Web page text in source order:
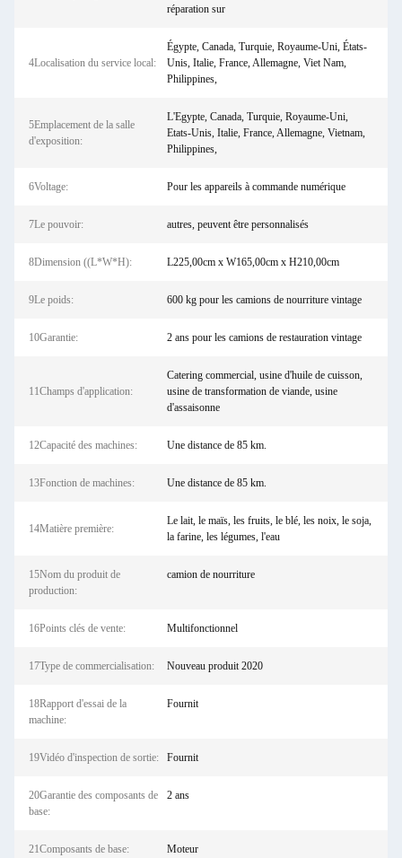
réparation sur
4Localisation du service local:
Égypte, Canada, Turquie, Royaume-Uni, États-
Unis, Italie, France, Allemagne, Viet Nam,
Philippines,
5Emplacement de la salle
d'exposition:
L'Egypte, Canada, Turquie, Royaume-Uni,
Etats-Unis, Italie, France, Allemagne, Vietnam,
Philippines,
6Voltage: Pour les appareils à commande numérique
7Le pouvoir: autres, peuvent être personnalisés
8Dimension ((L*W*H): L225,00cm x W165,00cm x H210,00cm
9Le poids: 600 kg pour les camions de nourriture vintage
10Garantie: 2 ans pour les camions de restauration vintage
11Champs d'application:
Catering commercial, usine d'huile de cuisson,
usine de transformation de viande, usine
d'assaisonne
12Capacité des machines: Une distance de 85 km.
13Fonction de machines: Une distance de 85 km.
14Matière première:
Le lait, le maïs, les fruits, le blé, les noix, le soja,
la farine, les légumes, l'eau
15Nom du produit de
production:
camion de nourriture
16Points clés de vente: Multifonctionnel
17Type de commercialisation: Nouveau produit 2020
18Rapport d'essai de la
machine:
Fournit
19Vidéo d'inspection de sortie: Fournit
20Garantie des composants de
base:
2 ans
21Composants de base: Moteur